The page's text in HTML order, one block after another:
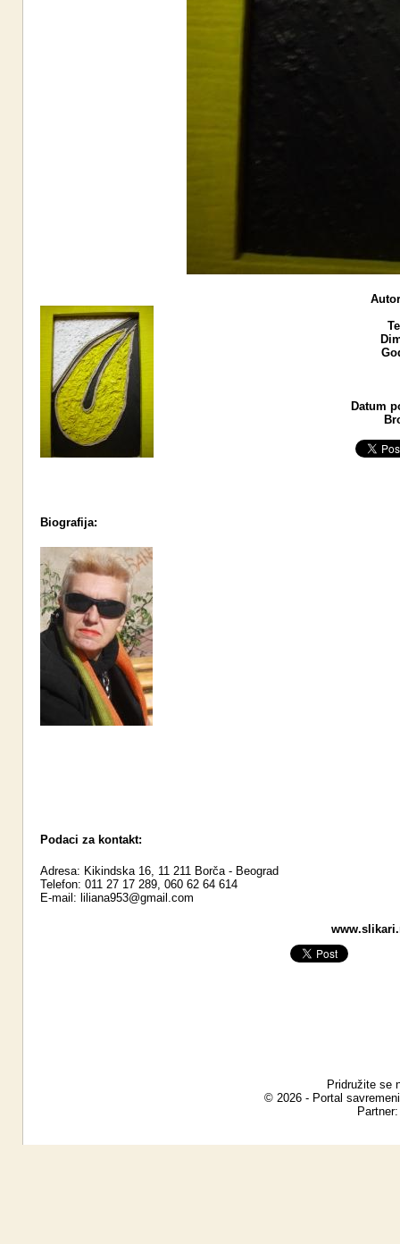
Datum
Biografija:
Podaci za kontakt:
Adresa: Kikindska 16, 11 211 Borča - Beograd
Telefon: 011 27 17 289, 060 62 64 614
E-mail: liliana953@gmail.com
Pridružite se
© 2026 - Portal